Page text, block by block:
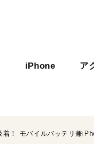
iPhone ア
着！ モバイルバッテリ兼